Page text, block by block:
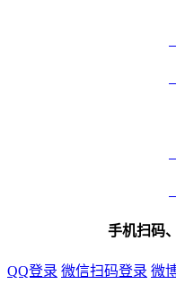
手机扫码
QQ登录 微信扫码登录 微